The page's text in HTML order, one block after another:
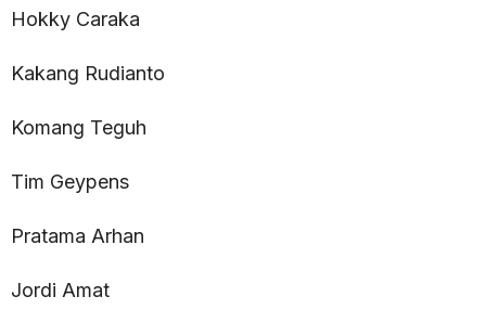
Hokky Caraka
Kakang Rudianto
Komang Teguh
Tim Geypens
Pratama Arhan
Jordi Amat